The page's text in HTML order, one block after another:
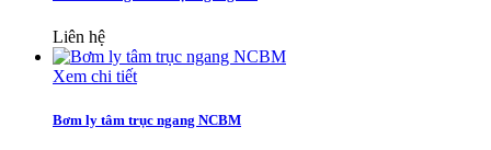
Liên hệ
Xem chi tiết
Bơm ly tâm trục ngang NCBM